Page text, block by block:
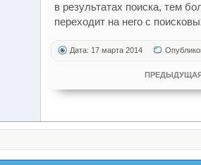
в результатах поиска, тем
переходит на него с
Дата: 17 марта 2014